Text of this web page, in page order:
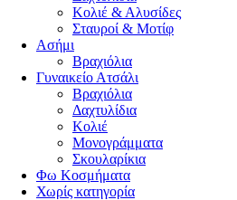
Κολιέ & Αλυσίδες
Σταυροί & Μοτίφ
Ασήμι
Βραχιόλια
Γυναικείο Ατσάλι
Βραχιόλια
Δαχτυλίδια
Κολιέ
Μονογράμματα
Σκουλαρίκια
Φω Κοσμήματα
Χωρίς κατηγορία